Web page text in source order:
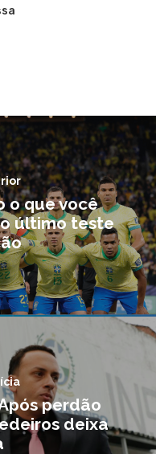
o que você
último teste
perdão
deixa